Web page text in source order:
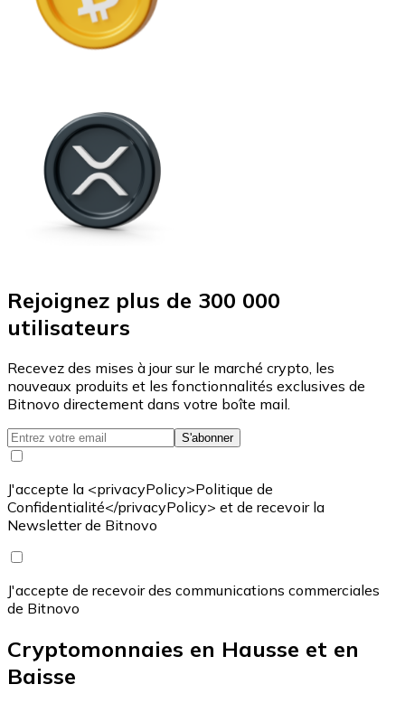
Rejoignez plus de 300 000
utilisateurs
Recevez des mises à jour sur le marché crypto, les
nouveaux produits et les fonctionnalités exclusives de
Bitnovo directement dans votre boîte mail.
S'abonner
J'accepte la <privacyPolicy>Politique de
Confidentialité</privacyPolicy> et de recevoir la
Newsletter de Bitnovo
J'accepte de recevoir des communications commerciales
de Bitnovo
Cryptomonnaies en Hausse et en
Baisse